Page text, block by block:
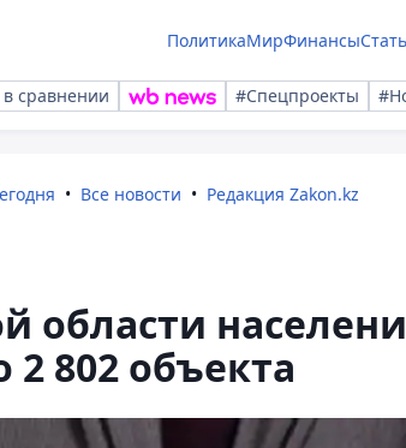
ПолитикаМирФинансы
в сравнении #Спецпроекты
Все новости Редакция Zakon.kz
области
2 802 объекта